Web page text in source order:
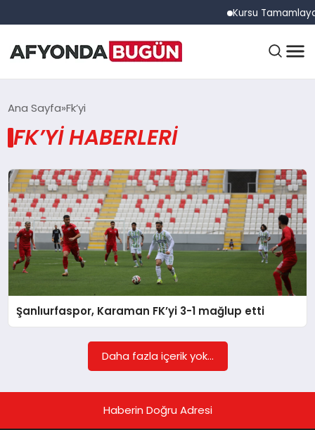
Kursu
ANASAYFA
EĞITIM
DÜNYA
EKONOMI
Ana Sayfa Fk’yi
FK’YI HABERLERI
Şanlıurfaspor, Karaman FK’yi 3-1 mağlup etti
Daha fazla içerik yok...
Haberin Doğru Adresi